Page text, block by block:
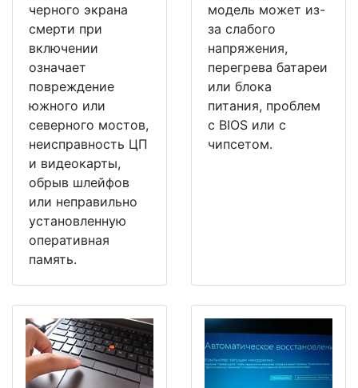
черного экрана
смерти при
включении
означает
повреждение
южного или
северного мостов,
неисправность ЦП
и видеокарты,
обрыв шлейфов
или неправильно
установленную
оперативная
память.
модель может из-
за слабого
напряжения,
перегрева батареи
или блока
питания, проблем
с BIOS или с
чипсетом.